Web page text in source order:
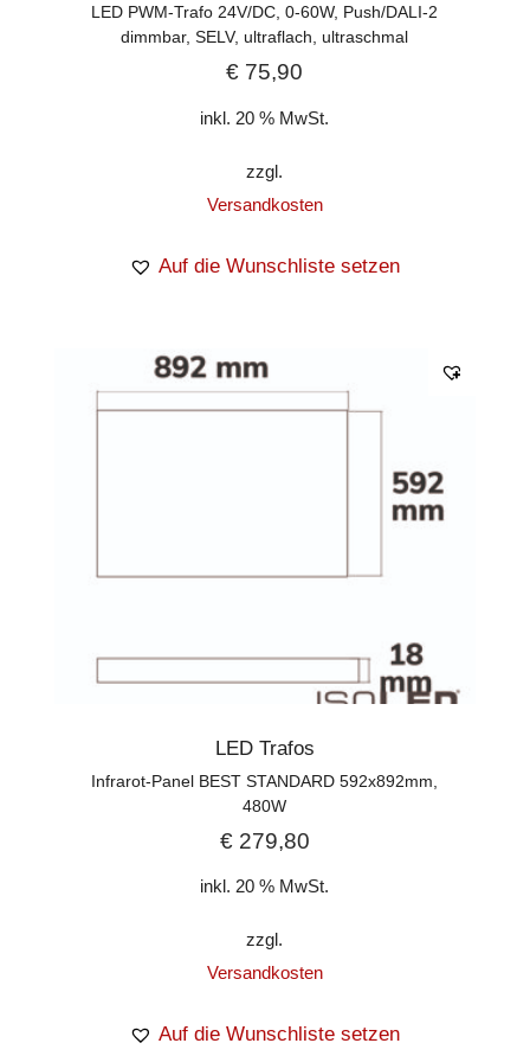
LED PWM-Trafo 24V/DC, 0-60W, Push/DALI-2
dimmbar, SELV, ultraflach, ultraschmal
€ 75,90
inkl. 20 % MwSt.
zzgl.
Versandkosten
Auf die Wunschliste setzen
LED Trafos
Infrarot-Panel BEST STANDARD 592x892mm,
480W
€279,80
inkl. 20 % MwSt.
zzgl.
Versandkosten
Auf die Wunschliste setzen